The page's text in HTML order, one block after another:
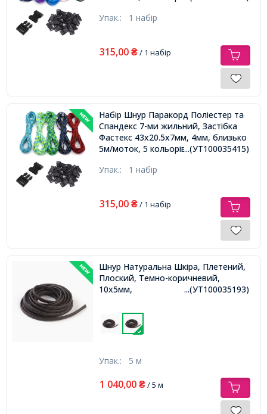
Упак.: 1 набір
315,00 ₴/ 1 набір
Набір Шнур Паракорд Поліестер та
Спандекс 7-ми жильний, Застібка
Фастекс 43х20.5х7мм, 4мм, близько
5м/моток, 5 кольорів/набір,...(УТ100035415)
Упак.: 1 набір
315,00 ₴/ 1 набір
Шнур Натуральна Шкіра, Плетений,
Плоский, Темно-коричневий,
10х5мм,
...(УТ100035193)
Упак.: 5 м
1 040,00 ₴/ 5 м